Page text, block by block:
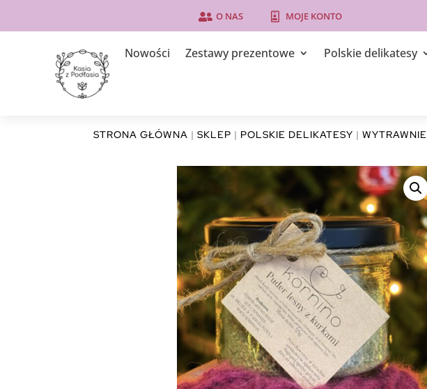
 O NAS  MOJE KONTO
Nowości Zestawy prezentowe Polskie delikatesy
STRONA GŁÓWNA |SKLEP | POLSKIE DELIKATESY |WYTRAWNIE